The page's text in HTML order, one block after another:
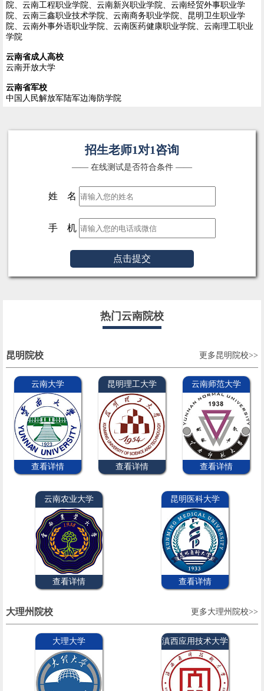
院、云南工程职业学院、云南新兴职业学院、云南经贸外事职业学
院、云南三鑫职业技术学院、云南商务职业学院、昆明卫生职业学
院、云南外事外语职业学院、云南医药健康职业学院、云南理工职业
学院
云南省成人高校
云南开放大学
云南省军校
中国人民解放军陆军边海防学院
招生老师1对1咨询
—— 在线测试是否符合条件 ——
姓 名
手 机
点击提交
热门云南院校
昆明院校 更多昆明院校>>
云南大学
查看详情
昆明理工大学
查看详情
云南师范大学
查看详情
云南农业大学
查看详情
昆明医科大学
查看详情
大理州院校 更多大理州院校>>
大理大学 滇西应用技术大学